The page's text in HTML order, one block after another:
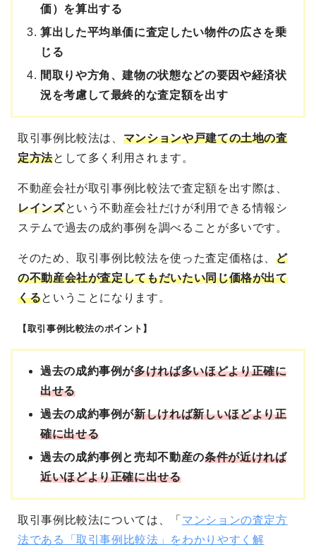
価）を算出する
算出した平均単価に査定したい物件の広さを乗
じる
間取りや方角、建物の状態などの要因や経済状
況を考慮して最終的な査定額を出す
取引事例比較法は、 マンションや戸建ての土地の査
定方法として多く利用されます。
不動産会社が取引事例比較法で査定額を出す際は、
レインズという不動産会社だけが利用できる情報シ
ステムで過去の成約事例を調べることが多いです。
そのため、取引事例比較法を使った査定価格は、ど
の不動産会社が査定してもだいたい同じ価格が出て
くるということになります。
【取引事例比較法のポイント】
過去の成約事例が多ければ多いほどより正確に
出せる
過去の成約事例が新しければ新しいほどより正
確に出せる
過去の成約事例と売却不動産の条件が近ければ
近いほどより正確に出せる
取引事例比較法については、「 マンションの査定方
法である「取引事例比較法」をわかりやすく解